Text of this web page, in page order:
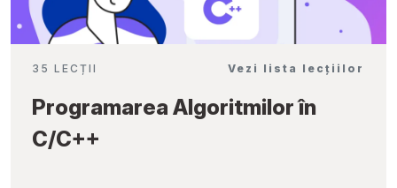
35 LECȚII Vezi lista lecțiilor
Programarea Algoritmilor în
C/C++